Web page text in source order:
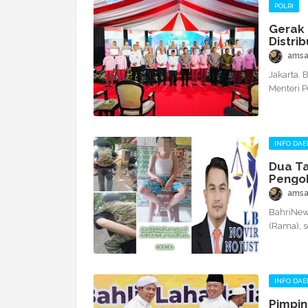
POLRI
Gerak
Jakarta.
Menteri
INFO
Dua
(Rama),
INFO